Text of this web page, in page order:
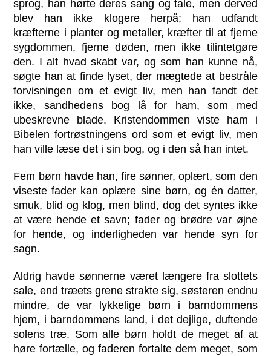
sprog, han hørte deres sang og tale, men derved
blev han ikke klogere herpå; han udfandt
kræfterne i planter og metaller, kræfter til at fjerne
sygdommen, fjerne døden, men ikke tilintetgøre
den. I alt hvad skabt var, og som han kunne nå,
søgte han at finde lyset, der mægtede at bestråle
forvisningen om et evigt liv, men han fandt det
ikke, sandhedens bog lå for ham, som med
ubeskrevne blade. Kristendommen viste ham i
Bibelen fortrøstningens ord som et evigt liv, men
han ville læse det i sin bog, og i den så han intet.
Fem børn havde han, fire sønner, oplært, som den
viseste fader kan oplære sine børn, og én datter,
smuk, blid og klog, men blind, dog det syntes ikke
at være hende et savn; fader og brødre var øjne
for hende, og inderligheden var hende syn for
sagn.
Aldrig havde sønnerne været længere fra slottets
sale, end træets grene strakte sig, søsteren endnu
mindre, de var lykkelige børn i barndommens
hjem, i barndommens land, i det dejlige, duftende
solens træ. Som alle børn holdt de meget af at
høre fortælle, og faderen fortalte dem meget, som